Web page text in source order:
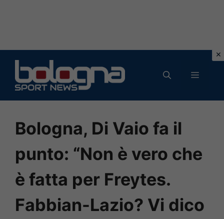
contenuto
MENU
Bologna, Di Vaio fa il
punto: “Non è vero che
è fatta per Freytes.
Fabbian-Lazio? Vi dico